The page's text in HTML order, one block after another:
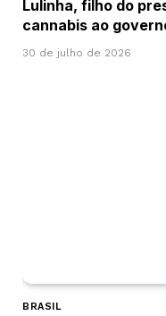
Lulinha, filho do
cannabis ao
30 de julho de 2026
BRASIL